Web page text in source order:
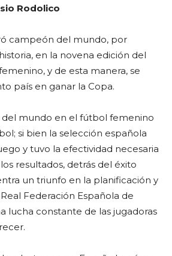
Rodolico
campeón del mundo, por
en la novena edición del
y de esta manera, se
país en ganar la Copa.
del mundo en el fútbol femenino
si bien la selección española
y tuvo la efectividad necesaria
resultados, detrás del éxito
un triunfo en la planificación y
Federación Española de
lucha constante de las jugadoras